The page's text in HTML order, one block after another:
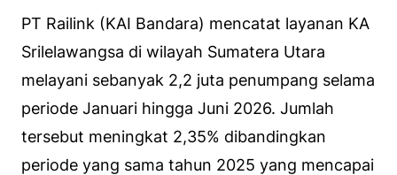
PT Railink (KAI Bandara) mencatat layanan KA
Srilelawangsa di wilayah Sumatera Utara
melayani sebanyak 2,2 juta penumpang selama
periode Januari hingga Juni 2026. Jumlah
tersebut meningkat 2,35% dibandingkan
periode yang sama tahun 2025 yang mencapai